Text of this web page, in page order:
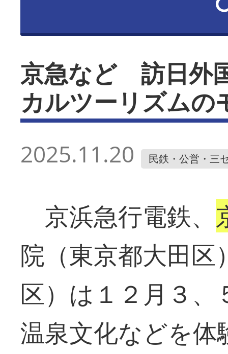
京急など 訪日外
カルツーリズムの
2025.11.20 民鉄・公営・三
京浜急行電鉄、
院（東京都大田区
区）は１２月３
温泉文化などを